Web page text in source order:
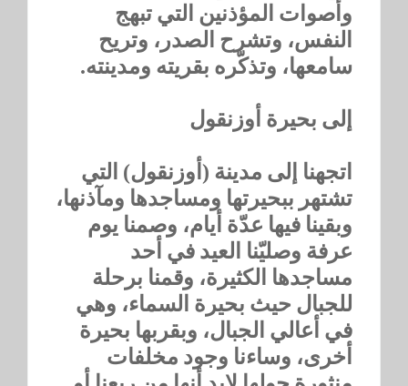
وأصوات المؤذنين التي تبهج
النفس، وتشرح الصدر، وتريح
سامعها، وتذكّره بقريته ومدينته.
إلى بحيرة أوزنقول
اتجهنا إلى مدينة (أوزنقول) التي
تشتهر ببحيرتها ومساجدها ومآذنها،
وبقينا فيها عدّة أيام، وصمنا يوم
عرفة وصليّنا العيد في أحد
مساجدها الكثيرة، وقمنا برحلة
للجبال حيث بحيرة السماء، وهي
في أعالي الجبال، وبقربها بحيرة
أخرى، وساءنا وجود مخلفات